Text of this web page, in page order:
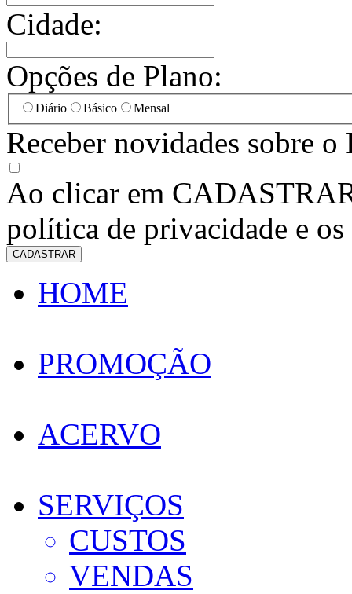
Cidade:
Opções de Plano:
Diário Básico Mensal
Receber novidades sobre
Ao clicar em
política de privacidade e os
CADASTRAR
HOME
PROMOÇÃO
ACERVO
SERVIÇOS
CUSTOS
VENDAS